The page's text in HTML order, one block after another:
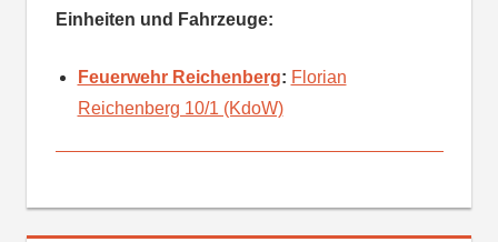
Einheiten und Fahrzeuge:
Feuerwehr Reichenberg: Florian
Reichenberg 10/1 (KdoW)